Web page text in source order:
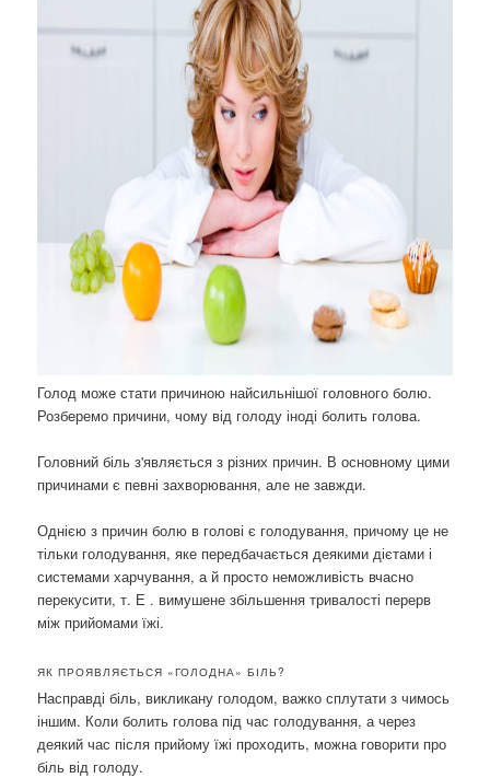
Голод може стати причиною найсильнішої головного болю.
Розберемо причини, чому від голоду іноді болить голова.
Головний біль з'являється з різних причин. В основному цими
причинами є певні захворювання, але не завжди.
Однією з причин болю в голові є голодування, причому це не
тільки голодування, яке передбачається деякими дієтами і
системами харчування, а й просто неможливість вчасно
перекусити, т. Е . вимушене збільшення тривалості перерв
між прийомами їжі.
ЯК ПРОЯВЛЯЄТЬСЯ «ГОЛОДНА» БІЛЬ?
Насправді біль, викликану голодом, важко сплутати з чимось
іншим. Коли болить голова під час голодування, а через
деякий час після прийому їжі проходить, можна говорити про
біль від голоду.